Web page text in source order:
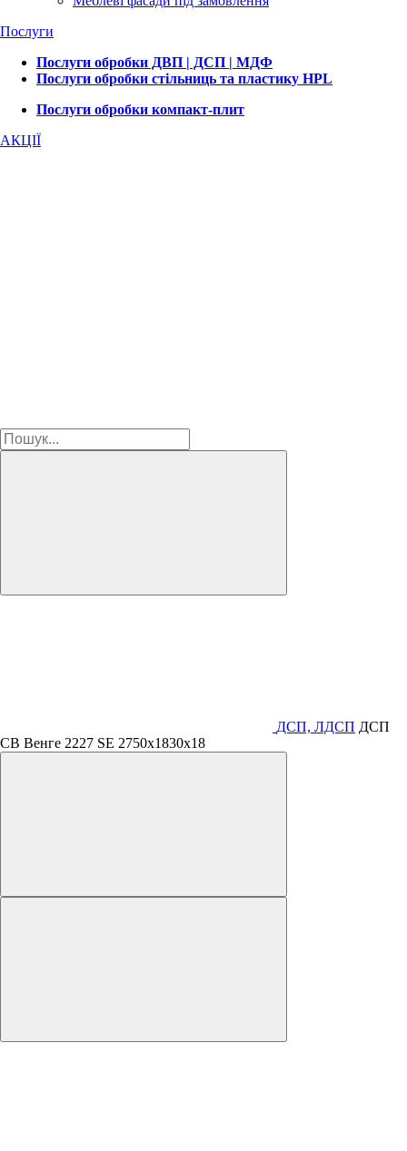
Послуги
Послуги обробки ДВП | ДСП | МДФ
Послуги обробки стільниць та пластику HPL
Послуги обробки компакт-плит
АКЦІЇ
ДСП, ЛДСП ДСП
СВ Венге 2227 SE 2750х1830х18